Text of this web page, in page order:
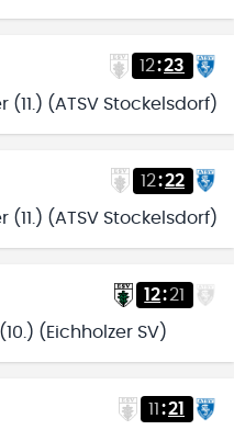
12:23
(ATSV Stockelsdorf)
12:22
(ATSV Stockelsdorf)
12:21
(Eichholzer SV)
11 :21